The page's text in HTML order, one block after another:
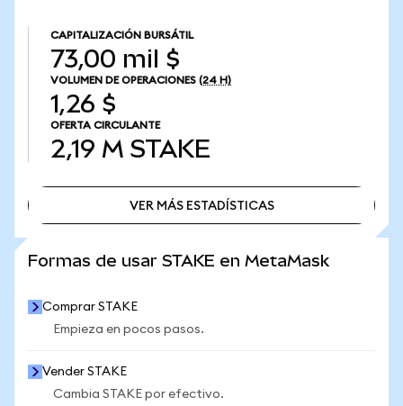
CAPITALIZACIÓN BURSÁTIL
73,00 mil $
VOLUMEN DE OPERACIONES (24 H)
1,26 $
OFERTA CIRCULANTE
2,19 M STAKE
VER MÁS ESTADÍSTICAS
Formas de usar STAKE en MetaMask
Comprar STAKE
Empieza en pocos pasos.
Vender STAKE
Cambia STAKE por efectivo.